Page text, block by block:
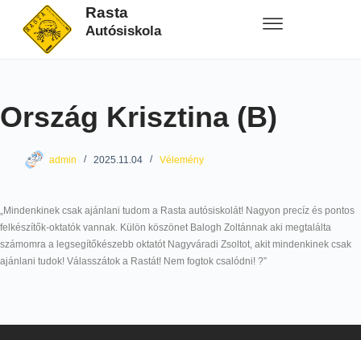
Rasta
Autósiskola
Ország Krisztina (B)
admin 2025.11.04 Vélemény
„Mindenkinek csak ajánlani tudom a Rasta autósiskolát! Nagyon precíz és pontos
felkészítők-oktatók vannak. Külön köszönet Balogh Zoltánnak aki megtalálta
számomra a legsegítőkészebb oktatót Nagyváradi Zsoltot, akit mindenkinek csak
ajánlani tudok! Válasszátok a Rastát! Nem fogtok csalódni! ?”